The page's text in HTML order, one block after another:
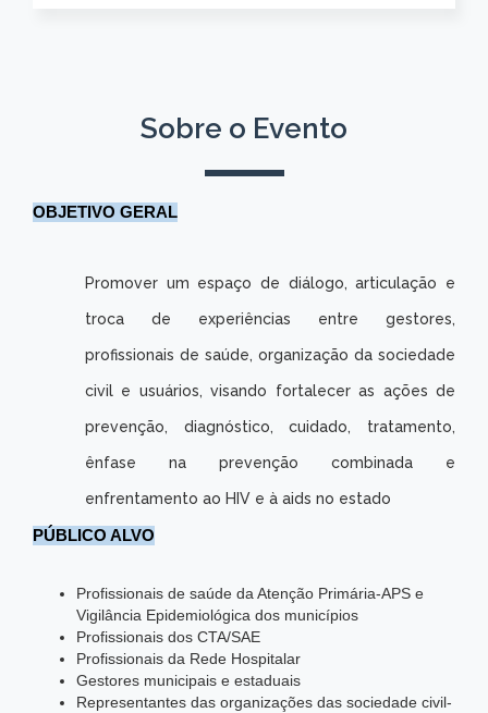
Sobre o Evento
OBJETIVO GERAL
Promover um espaço de diálogo, articulação e
troca de experiências entre gestores,
profissionais de saúde, organização da sociedade
civil e usuários, visando fortalecer as ações de
prevenção, diagnóstico, cuidado, tratamento,
ênfase na prevenção combinada e
enfrentamento ao HIV e à aids no estado
PÚBLICO ALVO
Profissionais de saúde da Atenção Primária-APS e
Vigilância Epidemiológica dos municípios
Profissionais dos CTA/SAE
Profissionais da Rede Hospitalar
Gestores municipais e estaduais
Representantes das organizações das sociedade civil-